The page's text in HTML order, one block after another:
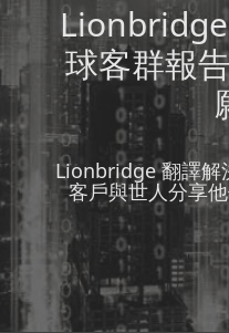
球客群報
Lionbridge 翻譯解
客戶與世人分享